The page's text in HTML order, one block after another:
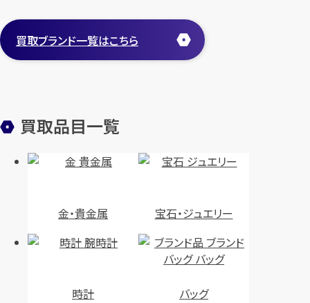
ブルガリ
フルラ
買取ブランド一覧はこちら
買取品目一覧
金・貴金属 宝石・ジュエリー
時計 バッグ